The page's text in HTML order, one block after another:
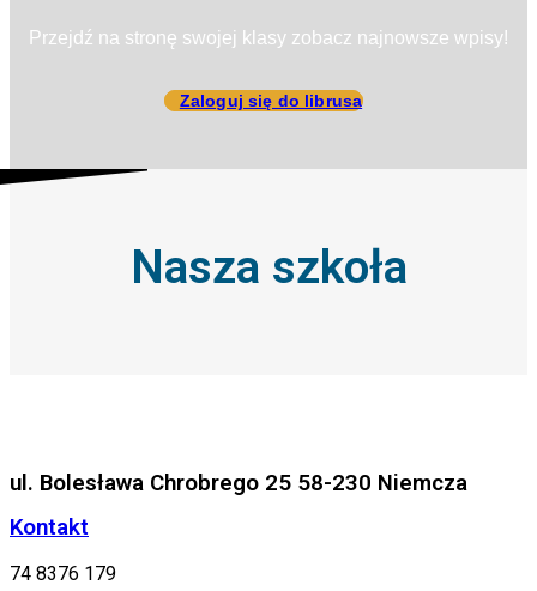
Przejdź na stronę swojej klasy zobacz najnowsze wpisy!
Zaloguj się do librusa
Nasza szkoła
ul. Bolesława Chrobrego 25 58-230 Niemcza
Kontakt
74 8376 179